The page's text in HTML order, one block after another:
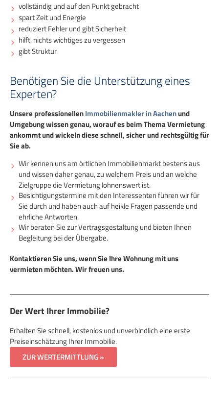
vollständig und auf den Punkt gebracht
spart Zeit und Energie
reduziert Fehler und gibt Sicherheit
hilft, nichts wichtiges zu vergessen
gibt Struktur
Benötigen Sie die Unterstützung eines
Experten?
Unsere professionellenImmobilienmakler in Aachenund
Umgebung wissen genau, worauf es beim Thema Vermietung
ankommt und wickeln diese schnell, sicher und rechtsgültig für
Sie ab.
Wir kennen uns am örtlichen Immobilienmarkt bestens aus
und wissen daher genau, zu welchem Preis und an welche
Zielgruppe die Vermietung lohnenswert ist.
Besichtigungstermine mit den Interessenten führen wir für
Sie durch und haben auch auf heikle Fragen passende und
ehrliche Antworten.
Wir beraten Sie zur Vertragsgestaltung und bieten Ihnen
Begleitung bei der Übergabe.
Kontaktieren Sie uns, wenn Sie Ihre Wohnung mit uns
vermieten möchten. Wir freuen uns.
Der Wert Ihrer Immobilie?
Erhalten Sie schnell, kostenlos und unverbindlich eine erste
Preiseinschätzung Ihrer Immobilie.
ZUR WERTERMITTLUNG »